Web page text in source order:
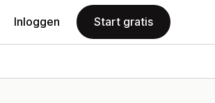
Inloggen Start gratis